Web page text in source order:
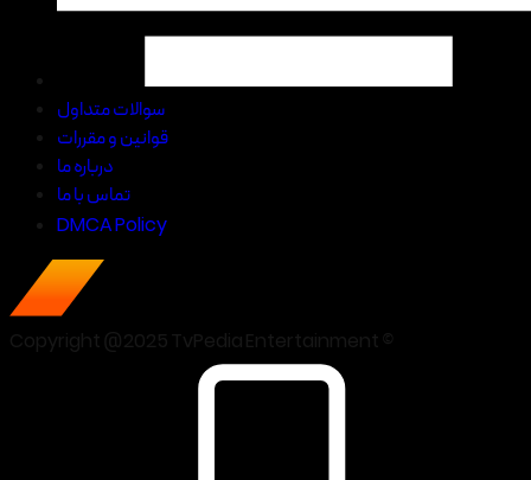
سوالات متداول
قوانین و مقررات
درباره ما
تماس با ما
DMCA Policy